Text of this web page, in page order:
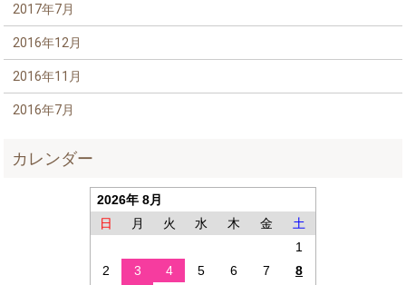
2017年7月
2016年12月
2016年11月
2016年7月
カレンダー
2026年 8月
日
月 火 水 木 金
土
1
2
3 4 5 6 7
8